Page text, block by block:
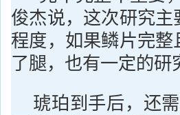
俊杰说，这次研究
程度，如果鳞片完
了腿，也有一定的研
琥珀到手后，还